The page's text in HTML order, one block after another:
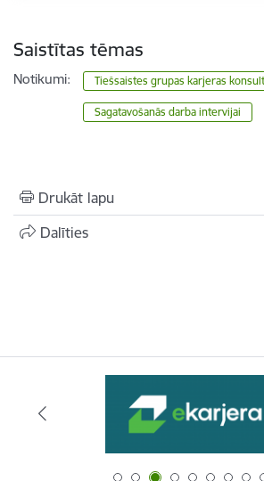
Saistītas tēmas
Notikumi: Tiešsaistes grupas karjeras
Sagatavošanās darba intervijai
Drukāt lapu
Dalīties